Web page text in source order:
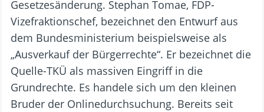
Gesetzesänderung. Stephan Tomae, FDP-
Vizefraktionschef, bezeichnet den Entwurf aus
dem Bundesministerium beispielsweise als
„Ausverkauf der Bürgerrechte“. Er bezeichnet die
Quelle-TKÜ als massiven Eingriff in die
Grundrechte. Es handele sich um den kleinen
Bruder der Onlinedurchsuchung. Bereits seit